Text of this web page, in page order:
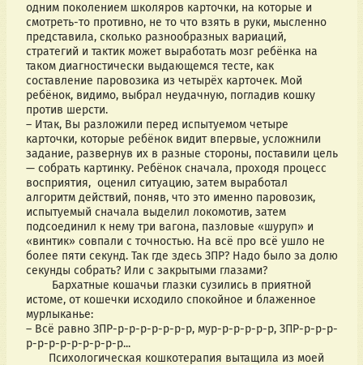
одним поколением школяров карточки, на которые и
смотреть-то противно, не то что взять в руки, мысленно
представила, сколько разнообразных вариаций,
стратегий и тактик может выработать мозг ребёнка на
таком диагностически выдающемся тесте, как
составление паровозика из четырёх карточек. Мой
ребёнок, видимо, выбрал неудачную, погладив кошку
против шерсти.
– Итак, Вы разложили перед испытуемом четыре
карточки, которые ребёнок видит впервые, усложнили
задание, развернув их в разные стороны, поставили цель
— собрать картинку. Ребёнок сначала, проходя процесс
восприятия,  оценил ситуацию, затем выработал
алгоритм действий, поняв, что это именно паровозик,
испытуемый сначала выделил локомотив, затем
подсоединил к нему три вагона, пазловые «шуруп» и
«винтик» совпали с точностью. На всё про всё ушло не
более пяти секунд. Так где здесь ЗПР? Надо было за долю
секунды собрать? Или с закрытыми глазами?
истоме, от кошечки исходило спокойное и блаженное
мурлыканье:
– Всё равно ЗПР-р-р-р-р-р-р-р, мур-р-р-р-р-р, ЗПР-р-р-р-
р-р-р-р-р-р-р-р-р...